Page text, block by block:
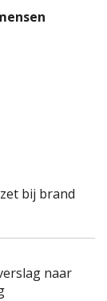
bij brand
naar